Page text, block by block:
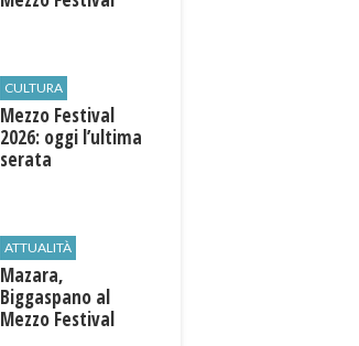
CULTURA
Mezzo Festival
2026: oggi l’ultima
serata
ATTUALITÀ
Mazara,
Biggaspano al
Mezzo Festival